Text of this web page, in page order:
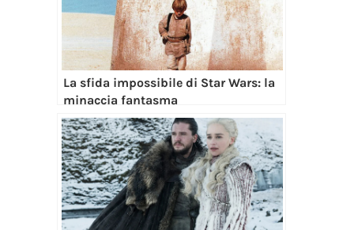
La sfida impossibile di Star Wars: la
minaccia fantasma